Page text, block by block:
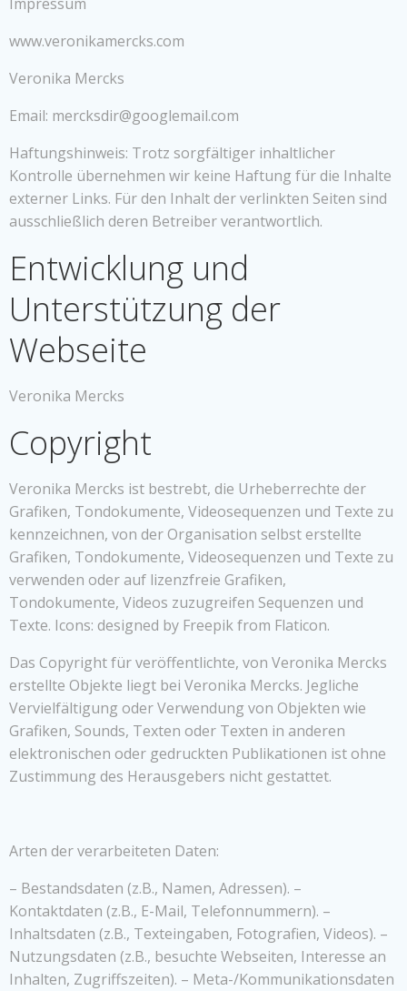
www.veronikamercks.com
Veronika Mercks
Email: mercksdir@googlemail.com
Haftungshinweis: Trotz sorgfältiger inhaltlicher
Kontrolle übernehmen wir keine Haftung für die Inhalte
externer Links. Für den Inhalt der verlinkten Seiten sind
ausschließlich deren Betreiber verantwortlich.
Entwicklung und
Unterstützung der
Webseite
Veronika Mercks
Copyright
Veronika Mercks ist bestrebt, die Urheberrechte der
Grafiken, Tondokumente, Videosequenzen und Texte zu
kennzeichnen, von der Organisation selbst erstellte
Grafiken, Tondokumente, Videosequenzen und Texte zu
verwenden oder auf lizenzfreie Grafiken,
Tondokumente, Videos zuzugreifen Sequenzen und
Texte. Icons: designed by Freepik from Flaticon.
Das Copyright für veröffentlichte, von Veronika Mercks
erstellte Objekte liegt bei Veronika Mercks. Jegliche
Vervielfältigung oder Verwendung von Objekten wie
Grafiken, Sounds, Texten oder Texten in anderen
elektronischen oder gedruckten Publikationen ist ohne
Zustimmung des Herausgebers nicht gestattet.
Arten der verarbeiteten Daten:
– Bestandsdaten (z.B., Namen, Adressen). –
Kontaktdaten (z.B., E-Mail, Telefonnummern). –
Inhaltsdaten (z.B., Texteingaben, Fotografien, Videos). –
Nutzungsdaten (z.B., besuchte Webseiten, Interesse an
Inhalten, Zugriffszeiten). – Meta-/Kommunikationsdaten